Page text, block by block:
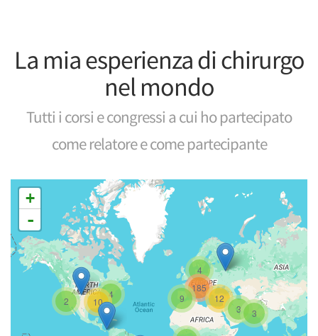
La mia esperienza di chirurgo
nel mondo
Tutti i corsi e congressi a cui ho partecipato
come relatore e come partecipante
4
2
3 3
4
10 9 12
185
+
-